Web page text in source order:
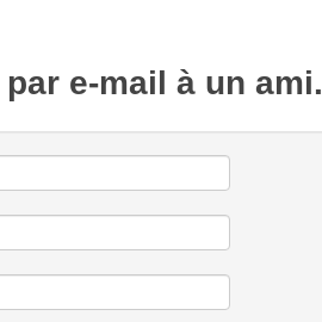
e-mail à un ami.